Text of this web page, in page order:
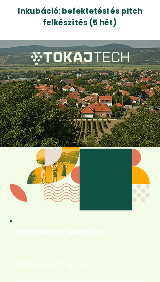
Inkubációs tematika
Üzleti és pénzügyi terv
Inkubáció: befektetési és pitch
felkészítés (5 hét)